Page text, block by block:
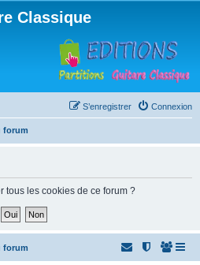
Classique
Connexion
S’enregistrer
forum
tous les cookies de ce forum ?
forum